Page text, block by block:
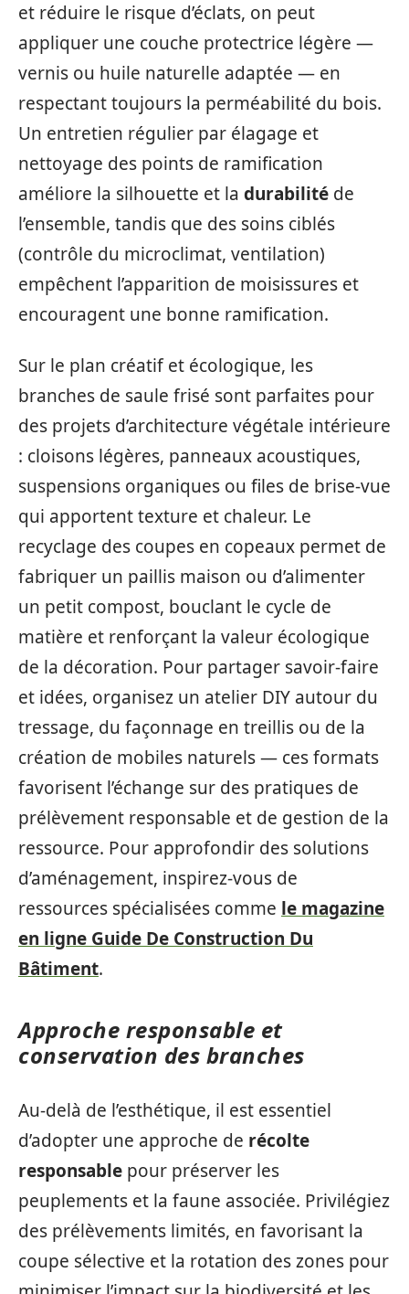
et réduire le risque d’éclats, on peut
appliquer une couche protectrice légère —
vernis ou huile naturelle adaptée — en
respectant toujours la perméabilité du bois.
Un entretien régulier par élagage et
nettoyage des points de ramification
améliore la silhouette et la durabilité de
l’ensemble, tandis que des soins ciblés
(contrôle du microclimat, ventilation)
empêchent l’apparition de moisissures et
encouragent une bonne ramification.
Sur le plan créatif et écologique, les
branches de saule frisé sont parfaites pour
des projets d’architecture végétale intérieure
: cloisons légères, panneaux acoustiques,
suspensions organiques ou files de brise-vue
qui apportent texture et chaleur. Le
recyclage des coupes en copeaux permet de
fabriquer un paillis maison ou d’alimenter
un petit compost, bouclant le cycle de
matière et renforçant la valeur écologique
de la décoration. Pour partager savoir-faire
et idées, organisez un atelier DIY autour du
tressage, du façonnage en treillis ou de la
création de mobiles naturels — ces formats
favorisent l’échange sur des pratiques de
prélèvement responsable et de gestion de la
ressource. Pour approfondir des solutions
d’aménagement, inspirez-vous de
ressources spécialisées comme le magazine
en ligne Guide De Construction Du
Bâtiment.
Approche responsable et
conservation des branches
Au-delà de l’esthétique, il est essentiel
d’adopter une approche de récolte
responsable pour préserver les
peuplements et la faune associée. Privilégiez
des prélèvements limités, en favorisant la
coupe sélective et la rotation des zones pour